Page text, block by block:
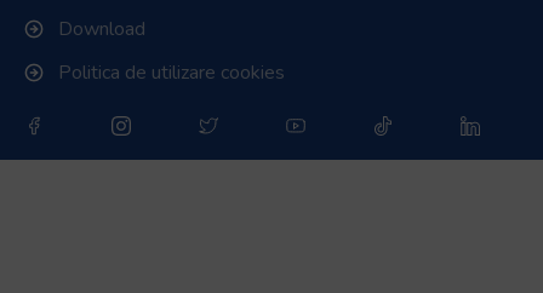
Download
Politica de utilizare cookies